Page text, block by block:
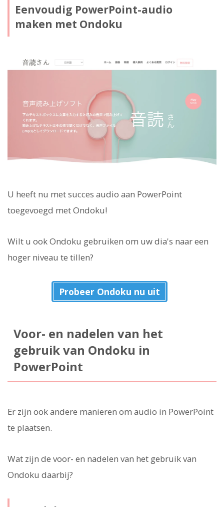
Eenvoudig PowerPoint-audio
maken met Ondoku
U heeft nu met succes audio aan PowerPoint
toegevoegd met Ondoku!
Wilt u ook Ondoku gebruiken om uw dia's naar een
hoger niveau te tillen?
Probeer Ondoku nu uit
Voor- en nadelen van het
gebruik van Ondoku in
PowerPoint
Er zijn ook andere manieren om audio in PowerPoint
te plaatsen.
Wat zijn de voor- en nadelen van het gebruik van
Ondoku daarbij?